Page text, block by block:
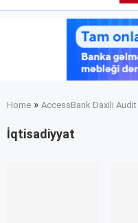
Home » AccessBank Daxili
İqtisadiyyat